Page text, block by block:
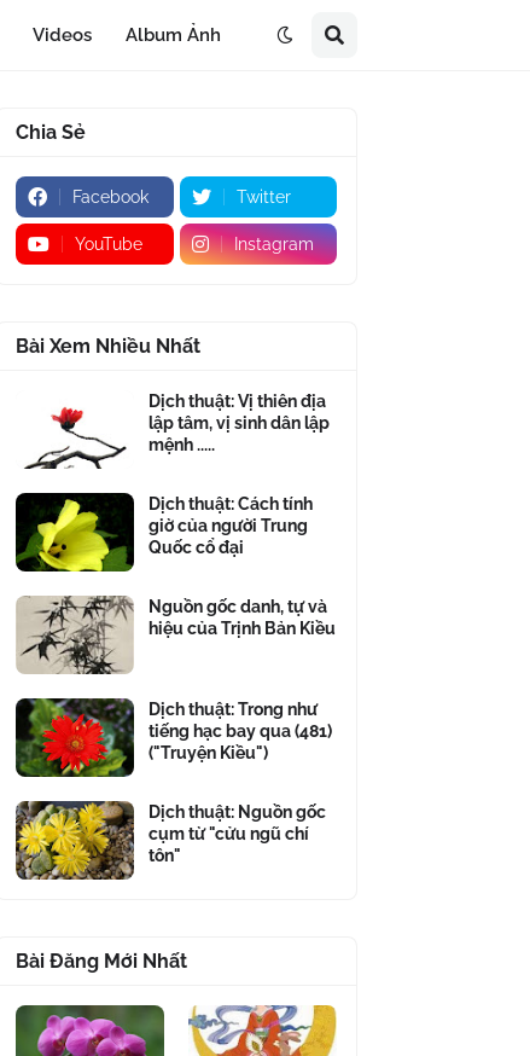
Videos Album Ảnh
Chia Sẻ
Facebook Twitter
YouTube Instagram
Bài Xem Nhiều Nhất
Dịch thuật: Vị thiên địa
lập tâm, vị sinh dân lập
mệnh .....
Dịch thuật: Cách tính
giờ của người Trung
Quốc cổ đại
Nguồn gốc danh, tự và
hiệu của Trịnh Bản Kiều
Dịch thuật: Trong như
tiếng hạc bay qua (481)
("Truyện Kiều")
Dịch thuật: Nguồn gốc
cụm từ "cửu ngũ chí
tôn"
Bài Đăng Mới Nhất